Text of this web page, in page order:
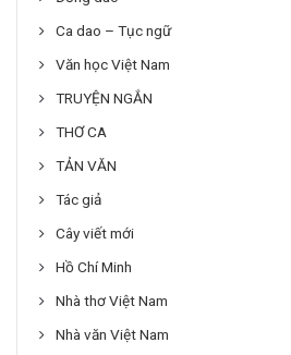
Ca dao – Tục ngữ
Văn học Việt Nam
TRUYỆN NGẮN
THƠ CA
TẢN VĂN
Tác giả
Cây viết mới
Hồ Chí Minh
Nhà thơ Việt Nam
Nhà văn Việt Nam